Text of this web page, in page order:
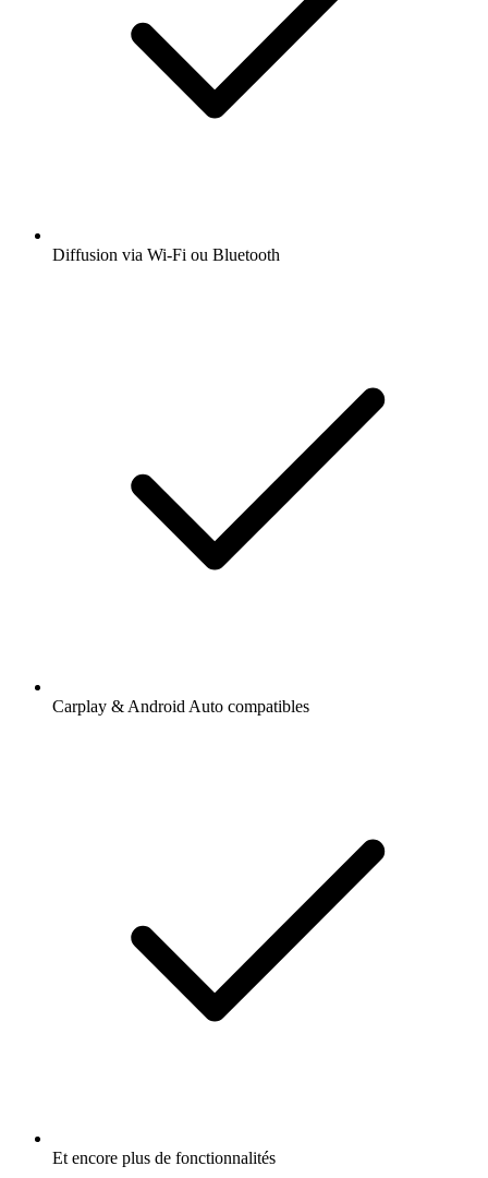
Diffusion via Wi-Fi ou Bluetooth
Carplay & Android Auto compatibles
Et encore plus de fonctionnalités